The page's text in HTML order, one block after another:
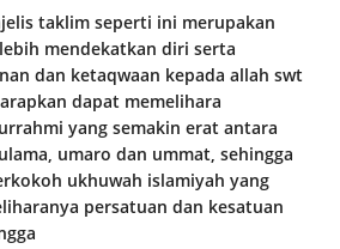
taklim seperti ini merupakan
mendekatkan diri serta
dan ketaqwaan kepada allah swt
dapat memelihara
yang semakin erat antara
umaro dan ummat, sehingga
ukhuwah islamiyah yang
persatuan dan kesatuan